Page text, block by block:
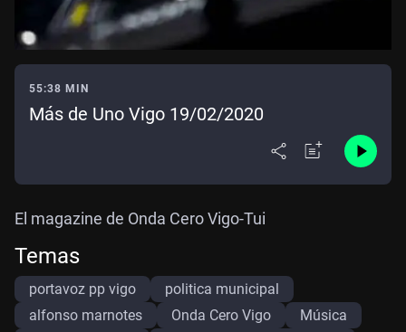
55:38 MIN
Más de Uno Vigo 19/02/2020
El magazine de Onda Cero Vigo-Tui
Temas
portavoz pp vigo
politica municipal
alfonso marnotes
Onda Cero Vigo
Música